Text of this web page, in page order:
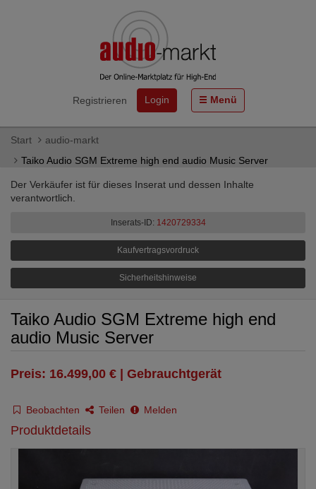
Registrieren Login Menü
Start
audio-markt
Taiko Audio SGM Extreme high end audio Music Server
Der Verkäufer ist für dieses Inserat und dessen Inhalte
verantwortlich.
Inserats-ID: 1420729334
Kaufvertragsvordruck
Sicherheitshinweise
Taiko Audio SGM Extreme high end
audio Music Server
Preis: 16.499,00 € | Gebrauchtgerät
Beobachten Teilen Melden
Produktdetails